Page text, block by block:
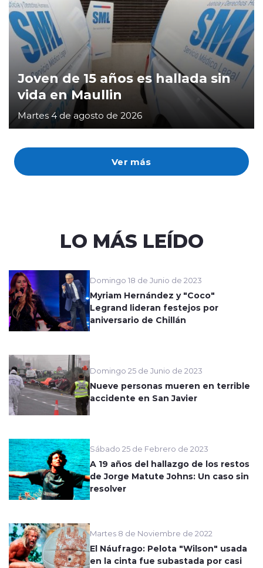
Ver más
Joven de 15 años es hallada sin
vida en Maullin
Martes 4 de agosto de 2026
LO MÁS LEÍDO
Domingo 18 de Junio de 2023
Myriam Hernández y "Coco"
Legrand lideran festejos por
aniversario de Chillán
Domingo 25 de Junio de 2023
Nueve personas mueren en terrible
accidente en San Javier
Sábado 25 de Febrero de 2023
A 19 años del hallazgo de los restos
de Jorge Matute Johns: Un caso sin
resolver
Martes 8 de Noviembre de 2022
El Náufrago: Pelota "Wilson" usada
en la cinta fue subastada por casi